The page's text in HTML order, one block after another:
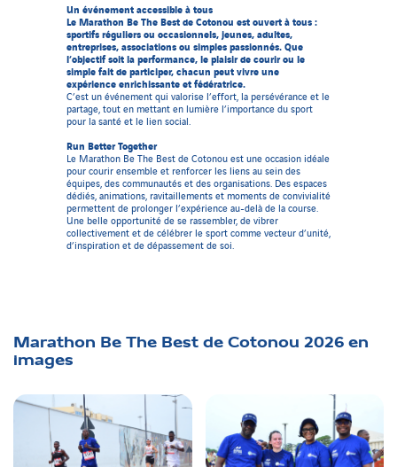
Un événement accessible à tous
Le Marathon Be The Best de Cotonou est ouvert à tous :
sportifs réguliers ou occasionnels, jeunes, adultes,
entreprises, associations ou simples passionnés. Que
l’objectif soit la performance, le plaisir de courir ou le
simple fait de participer, chacun peut vivre une
expérience enrichissante et fédératrice.
C’est un événement qui valorise l’effort, la persévérance et le
partage, tout en mettant en lumière l’importance du sport
pour la santé et le lien social.
Run Better Together
Le Marathon Be The Best de Cotonou est une occasion idéale
pour courir ensemble et renforcer les liens au sein des
équipes, des communautés et des organisations. Des espaces
dédiés, animations, ravitaillements et moments de convivialité
permettent de prolonger l’expérience au-delà de la course.
Une belle opportunité de se rassembler, de vibrer
collectivement et de célébrer le sport comme vecteur d’unité,
d’inspiration et de dépassement de soi.
Marathon Be The Best de Cotonou 2026 en
images